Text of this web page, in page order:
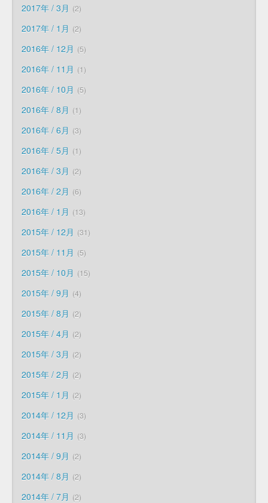
2017年 / 3月 2
2017年 / 1月 2
2016年 / 12月 5
2016年 / 11月 1
2016年 / 10月 5
2016年 / 8月 1
2016年 / 6月 3
2016年 / 5月 1
2016年 / 3月 2
2016年 / 2月 6
2016年 / 1月 13
2015年 / 12月 31
2015年 / 11月 5
2015年 / 10月 15
2015年 / 9月 4
2015年 / 8月 2
2015年 / 4月 2
2015年 / 3月 2
2015年 / 2月 2
2015年 / 1月 2
2014年 / 12月 3
2014年 / 11月 3
2014年 / 9月 2
2014年 / 8月 2
2014年 / 7月 2